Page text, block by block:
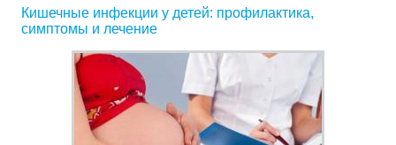
Кишечные инфекции у детей: профилактика,
симптомы и лечение